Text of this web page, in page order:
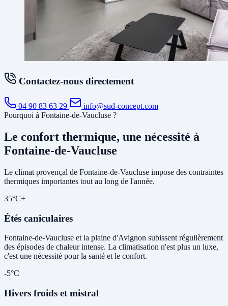
Contactez-nous directement
04 90 83 63 29
info@sud-concept.com
Pourquoi à Fontaine-de-Vaucluse ?
Le confort thermique, une nécessité à
Fontaine-de-Vaucluse
Le climat provençal de Fontaine-de-Vaucluse impose des contraintes
thermiques importantes tout au long de l'année.
35°C+
Étés caniculaires
Fontaine-de-Vaucluse et la plaine d'Avignon subissent régulièrement
des épisodes de chaleur intense. La climatisation n'est plus un luxe,
c'est une nécessité pour la santé et le confort.
-5°C
Hivers froids et mistral